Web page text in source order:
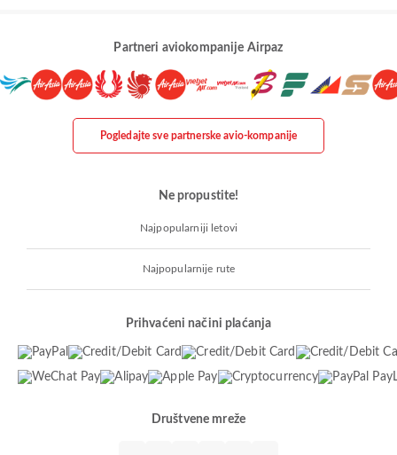
Partneri aviokompanije Airpaz
Pogledajte sve partnerske avio-kompanije
Ne propustite!
Najpopularniji letovi
Najpopularnije rute
Prihvaćeni načini plaćanja
Društvene mreže